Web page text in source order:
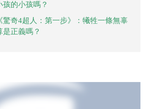
的小孩嗎？
驚奇4超人：第一步》：犧牲一條無辜
正義嗎？